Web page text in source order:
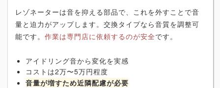
レゾネーターは音を抑える部品で、これを外すことで音
量と迫力がアップします。交換タイプなら音質を調整可
能です。 作業は専門店に依頼するのが安全です。
アイドリング音から変化を実感
コストは2万〜5万円程度
音量が増すため近隣配慮が必要